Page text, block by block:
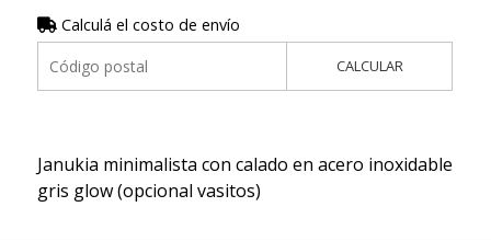
Calculá el costo de envío
CALCULAR
Janukia minimalista con calado en acero inoxidable
gris glow (opcional vasitos)